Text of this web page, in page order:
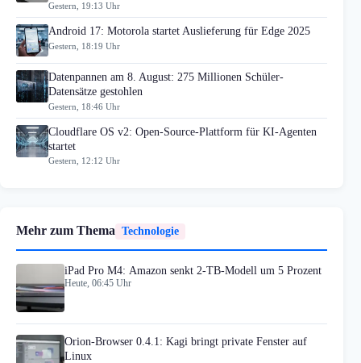
Gestern, 19:13 Uhr
Android 17: Motorola startet Auslieferung für Edge 2025
Gestern, 18:19 Uhr
Datenpannen am 8. August: 275 Millionen Schüler-
Datensätze gestohlen
Gestern, 18:46 Uhr
Cloudflare OS v2: Open-Source-Plattform für KI-Agenten
startet
Gestern, 12:12 Uhr
Mehr zum Thema Technologie
iPad Pro M4: Amazon senkt 2-TB-Modell um 5 Prozent
Heute, 06:45 Uhr
Orion-Browser 0.4.1: Kagi bringt private Fenster auf
Linux